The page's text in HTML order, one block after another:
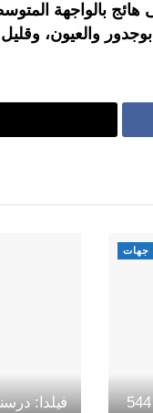
بالواجهة
والعيون،
جهات
شمندر دكالة يسجل موسما قياسيا بإنتاج ناهز 544
فيلدا: